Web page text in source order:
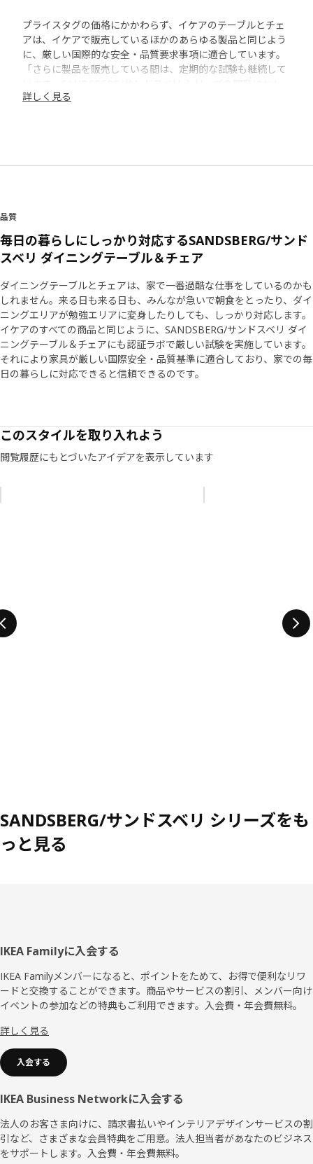
プライスタグの価格にかかわらず、イケアのテーブルとチェ
アは、イケアで販売しているほかのあらゆる製品と同じよう
に、厳しい国際的な安全・品質要求事項に適合しています。
「さらに製品を販売している間は、定期的な試験も継続して
わった製品開発担当のMagnus Wernerssonはそう話しま
イケアは認定テストラボを利用しているので、すべての試験
きに落とした場面をシミュレーションしています」
製品開発では最初から常に品質と安全性を重視しています。
「経験から、スケッチの段階でチェアの脚に必要な寸法はわ
かります。 また各種のコンピュータープログラムで、チェア
が受けるさまざまなひずみのシミュレーションもできます」
とMagnus。私たちがチェアにじっと座っているつもりで
も、実際は体を動かして荷重が変化しているのだと言いま
す。 「製品開発では、人によって座り方や体格が違うことを
ポートし、家での毎日の暮らし対応できるように開発されて
います」
詳しく見る
品質
毎日の暮らしにしっかり対応するSANDSBERG/サンド
スベリ ダイニングテーブル＆チェア
ダイニングテーブルとチェアは、家で一番過酷な仕事をしているのかも
しれません。来る日も来る日も、みんなが急いで朝食をとったり、ダイ
ニングエリアが勉強エリアに変身したりしても、しっかり対応します。
イケアのすべての商品と同じように、SANDSBERG/サンドスベリ ダイ
ニングテーブル＆チェアにも認証ラボで厳しい試験を実施しています。
それにより家具が厳しい国際安全・品質基準に適合しており、家での毎
日の暮らしに対応できると信頼できるのです。
このスタイルを取り入れよう
閲覧履歴にもとづいたアイデアを表示しています
SANDSBERG/サンドスベリ シリーズをも
っと見る
フ
ッ
タ
IKEA Familyに入会する
IKEA Familyメンバーになると、ポイントをためて、お得で便利なリワ
ードと交換することができます。商品やサービスの割引、メンバー向け
イベントの参加などの特典もご利用できます。入会費・年会費無料。
詳しく見る
入会する
IKEA Business Networkに入会する
法人のお客さま向けに、請求書払いやインテリアデザインサービスの割
引など、さまざまな会員特典をご用意。法人担当者があなたのビジネス
をサポートします。入会費・年会費無料。